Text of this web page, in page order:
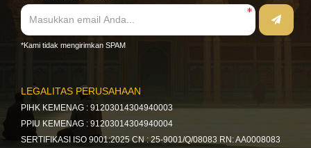
*Kami tidak mengirimkan SPAM
LEGALITAS PERUSAHAAN
PIHK KEMENAG : 91203014304940003
PPIU KEMENAG : 91203014304940004
SERTIFIKASI ISO 9001:2025 CN : 25-9001/Q/08083 RN: AA0008083